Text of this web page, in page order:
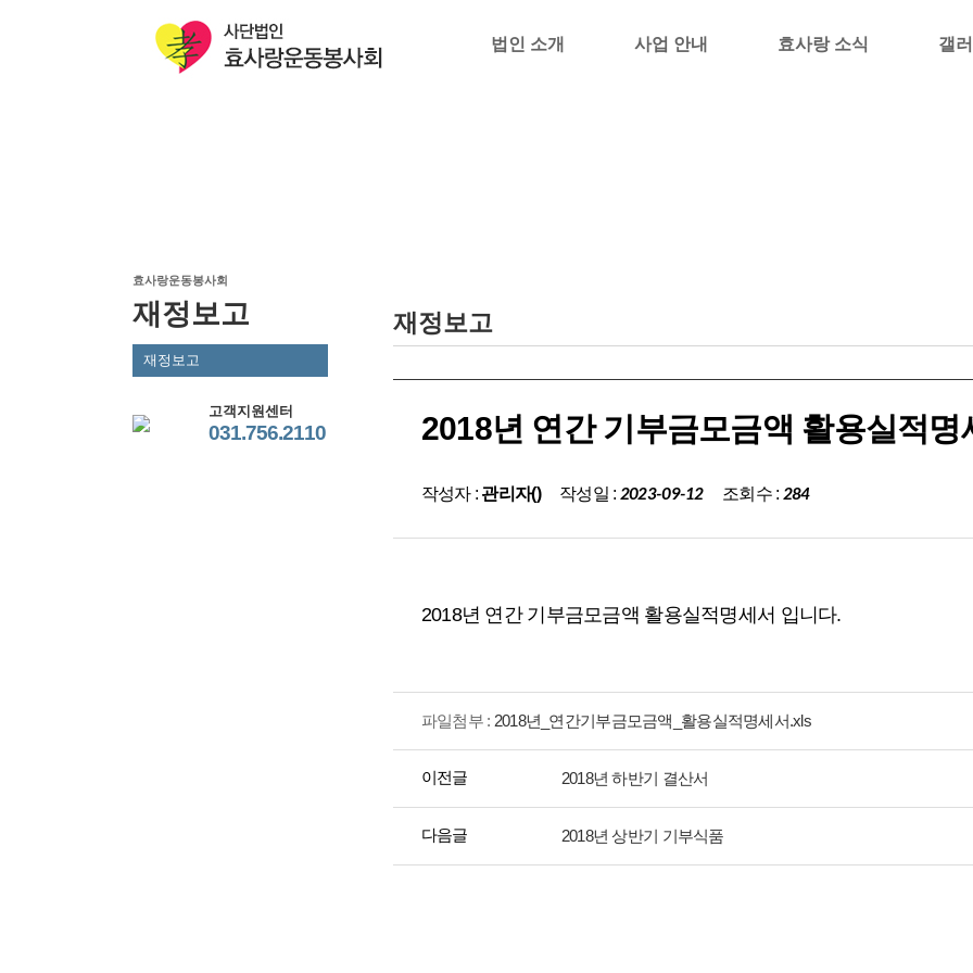
법인 소개 사업 안내 효사랑 소식 갤
효사랑운동봉사회
재정보고
재정보고
고객지원센터
031.756.2110
재정보고
2018년 연간 기부금모금액 활용실적명
작성자 : 관리자() 작성일 : 2023-09-12 조회수 : 284
2018년 연간 기부금모금액 활용실적명세서 입니다.
파일첨부 : 2018년_연간기부금모금액_활용실적명세서.xls
이전글 2018년 하반기 결산서
다음글 2018년 상반기 기부식품